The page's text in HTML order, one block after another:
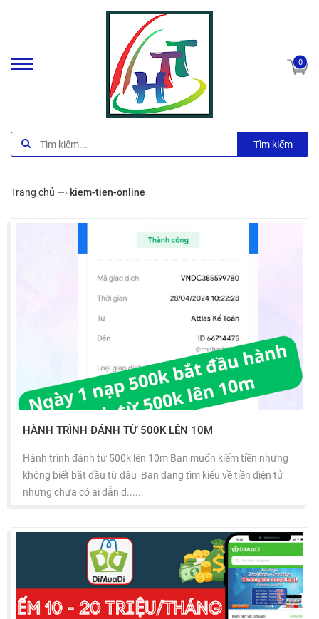
0
Tìm kiếm
Trang chủ —› kiem-tien-online
HÀNH TRÌNH ĐÁNH TỪ 500K LÊN 10M
Hành trình đánh từ 500k lên 10m Bạn muốn kiếm tiền nhưng
không biết bắt đầu từ đâu Bạn đang tìm kiểu về tiền điện tử
nhưng chưa có ai dẫn d......